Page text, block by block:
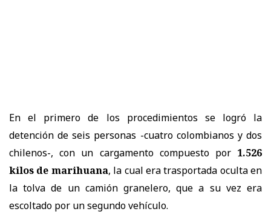
En el primero de los procedimientos se logró la
detención de seis personas -cuatro colombianos y dos
chilenos-, con un cargamento compuesto por 1.526
kilos de marihuana, la cual era trasportada oculta en
la tolva de un camión granelero, que a su vez era
escoltado por un segundo vehículo.